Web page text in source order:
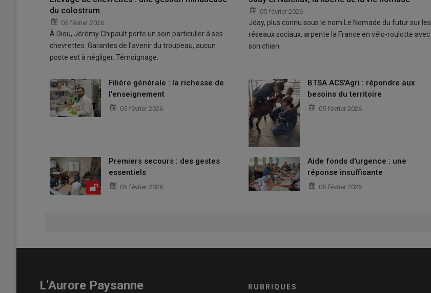
du colostrum
05 février 2026
À Diou, Jérémy Chipault porte un soin particulier à ses
chevrettes. Garantes de l'avenir du troupeau, aucun
poste est à négliger. Témoignage.
05 février 2026
Jday, plus connu sous le nom Le Nomade du futur sur les
réseaux sociaux, arpente la France en vélo-roulotte avec
son chien.
Filière générale : la richesse de
l'enseignement
05 février 2026
BTSA ACS'Agri : répondre aux
besoins du territoire
05 février 2026
Premiers secours : des gestes
essentiels
05 février 2026
Aide fonds d'urgence : une
réponse insuffisante
05 février 2026
L'Aurore Paysanne RUBRIQUES